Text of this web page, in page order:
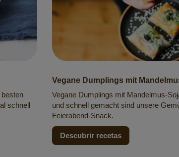
schnell
Vegane Dumplings mit
Vegane Dumplings mit Mandelmus-
und schnell gemacht sind unsere
Feierabend-Snack.
Descubrir recetas